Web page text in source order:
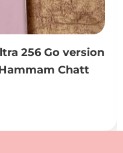
256 Go version
Chatt